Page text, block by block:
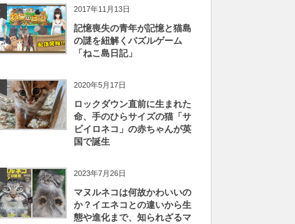
2017年11月13日
記憶喪失の青年が記憶と猫島
の謎を紐解くパズルゲーム
「ねこ島日記」
2020年5月17日
ロックダウン直前に生まれた
命、手のひらサイズの猫「サ
ビイロネコ」の赤ちゃんが英
国で誕生
2023年7月26日
マヌルネコは何故かわいいの
か？イエネコとの違いから生
態や進化まで、知られざるマ